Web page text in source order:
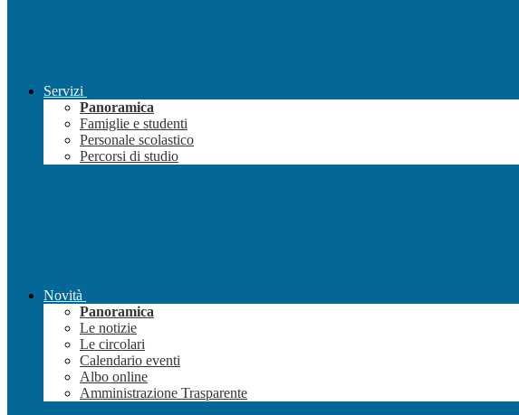
Servizi
Panoramica
Famiglie e studenti
Personale scolastico
Percorsi di studio
Novità
Panoramica
Le notizie
Le circolari
Calendario eventi
Albo online
Amministrazione Trasparente